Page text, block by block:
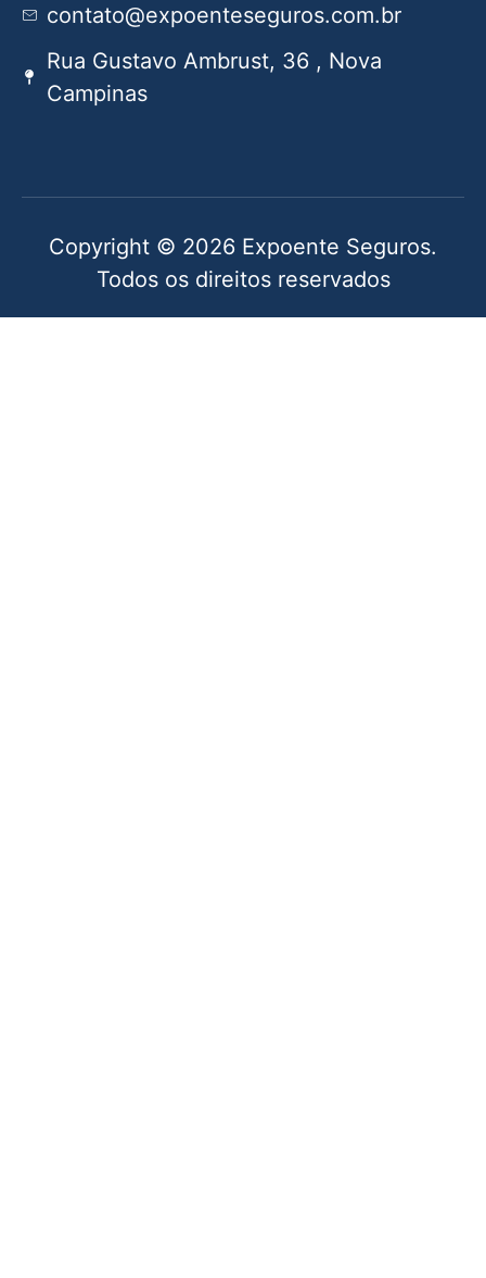
contato@expoenteseguros.com.br
Rua Gustavo Ambrust, 36 , Nova
Campinas
Copyright © 2026 Expoente Seguros.
Todos os direitos reservados